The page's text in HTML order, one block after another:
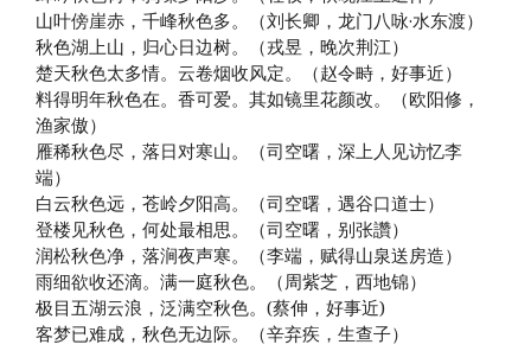
山叶傍崖赤，千峰秋色多。（刘长卿，龙门八咏·水东渡）
秋色湖上山，归心日边树。（戎昱，晚次荆江）
楚天秋色太多情。云卷烟收风定。（赵令畤，好事近）
料得明年秋色在。香可爱。其如镜里花颜改。（欧阳修，
渔家傲）
雁稀秋色尽，落日对寒山。（司空曙，深上人见访忆李
端）
白云秋色远，苍岭夕阳高。（司空曙，遇谷口道士）
登楼见秋色，何处最相思。（司空曙，别张讚）
润松秋色净，落涧夜声寒。（李端，赋得山泉送房造）
雨细欲收还滴。满一庭秋色。（周紫芝，西地锦）
极目五湖云浪，泛满空秋色。(蔡伸，好事近)
客梦已难成，秋色无边际。（辛弃疾，生查子）